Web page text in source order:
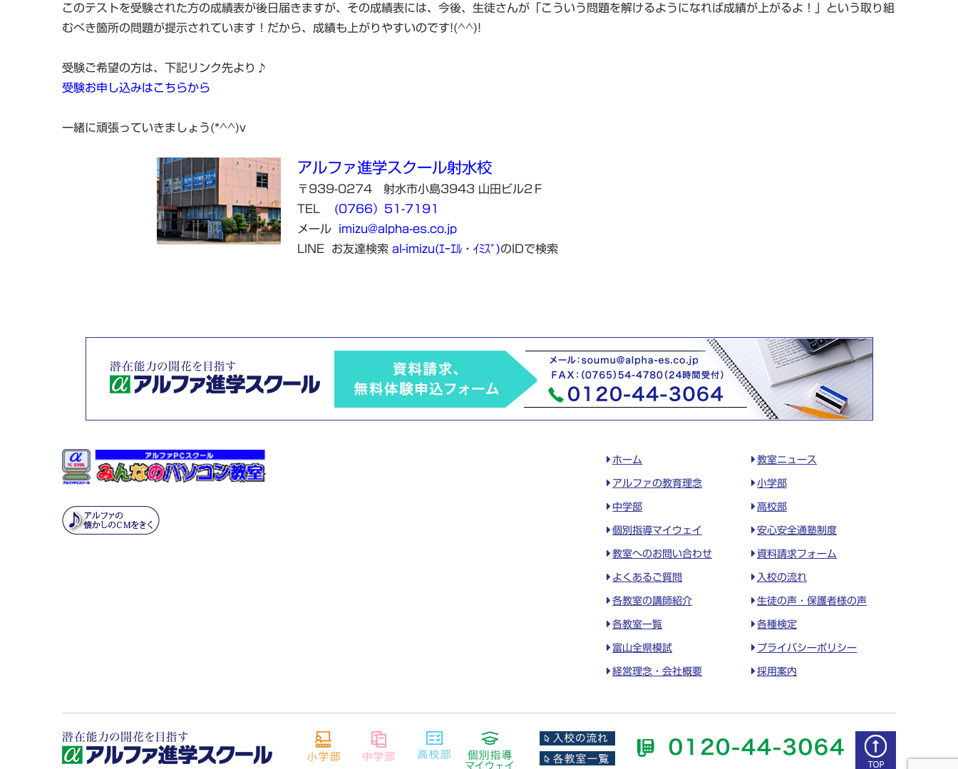
このテストを受験された方の成績表が後日届きますが、その成績表には、今後、生徒さんが「こういう問題を解けるようになれば成績が上がるよ！」という取り組
むべき箇所の問題が提示されています！だから、成績も上がりやすいのです!(^^)!
受験ご希望の方は、下記リンク先より♪
受験お申し込みはこちらから
一緒に頑張っていきましょう(*^^)v
アルファ進学スクール射水校
〒939-0274 射水市小島3943 山田ビル2Ｆ
TEL (0766）51-7191
メール imizu@alpha-es.co.jp
LINE お友達検索 al-imizu(ｴｰｴﾙ・ｲﾐｽﾞ)のIDで検索
ホーム 教室ニュース
アルファの教育理念 小学部
中学部 高校部
個別指導マイウェイ 安心安全通塾制度
教室へのお問い合わせ 資料請求フォーム
よくあるご質問 入校の流れ
各教室の講師紹介 生徒の声・保護者様の声
各教室一覧 各種検定
富山全県模試 プライバシーポリシー
経営理念・会社概要 採用案内